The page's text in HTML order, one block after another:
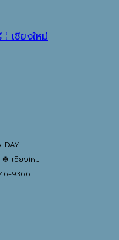
เชียงใหม่
DAY
เชียงใหม่
9366